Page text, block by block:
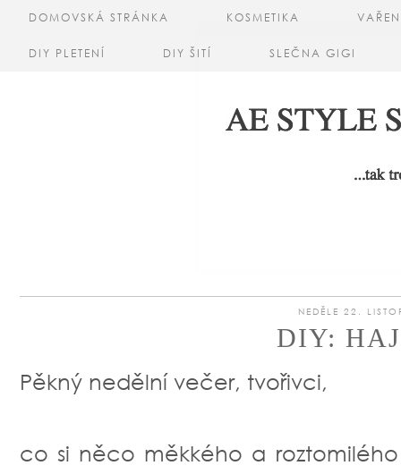
DOMOVSKÁ STRÁNKA KOSMETIKA
DIY PLETENÍ DIY ŠITÍ SLEČNA GIGI
NEDĚLE 22.
DIY:
Pěkný nedělní večer, tvořivci,
co si něco měkkého a